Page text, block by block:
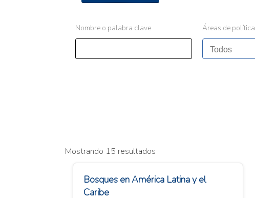
Nombre o palabra clave Áreas de política
Mostrando 15 resultados
Bosques en América Latina y el
Caribe